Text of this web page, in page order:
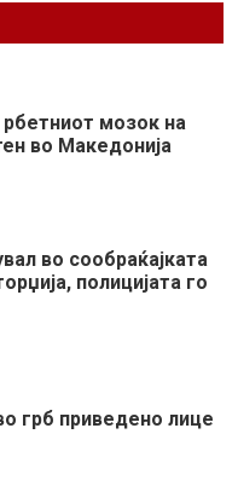
мозок на
во Македонија
во сообраќајката
полицијата го
грб приведено лице